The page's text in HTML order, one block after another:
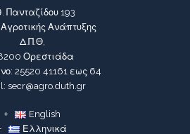
Πανταζίδου 193
Ανάπτυξης
Δ.Π.Θ,
Ορεστιάδα
25520 41161 εως 64
secr@agro.duth.gr
English
Ελληνικά